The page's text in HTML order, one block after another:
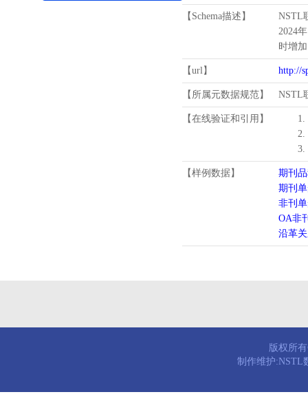
【Schema描述】
NSTL
2024
时增
【url】 http://
【所属元数据规范】 NSTL
【在线验证和引用】
1.
2.
3.
【样例数据】
期刊
期刊
非刊
OA非
沿革
版权所
制作维护:NSTL